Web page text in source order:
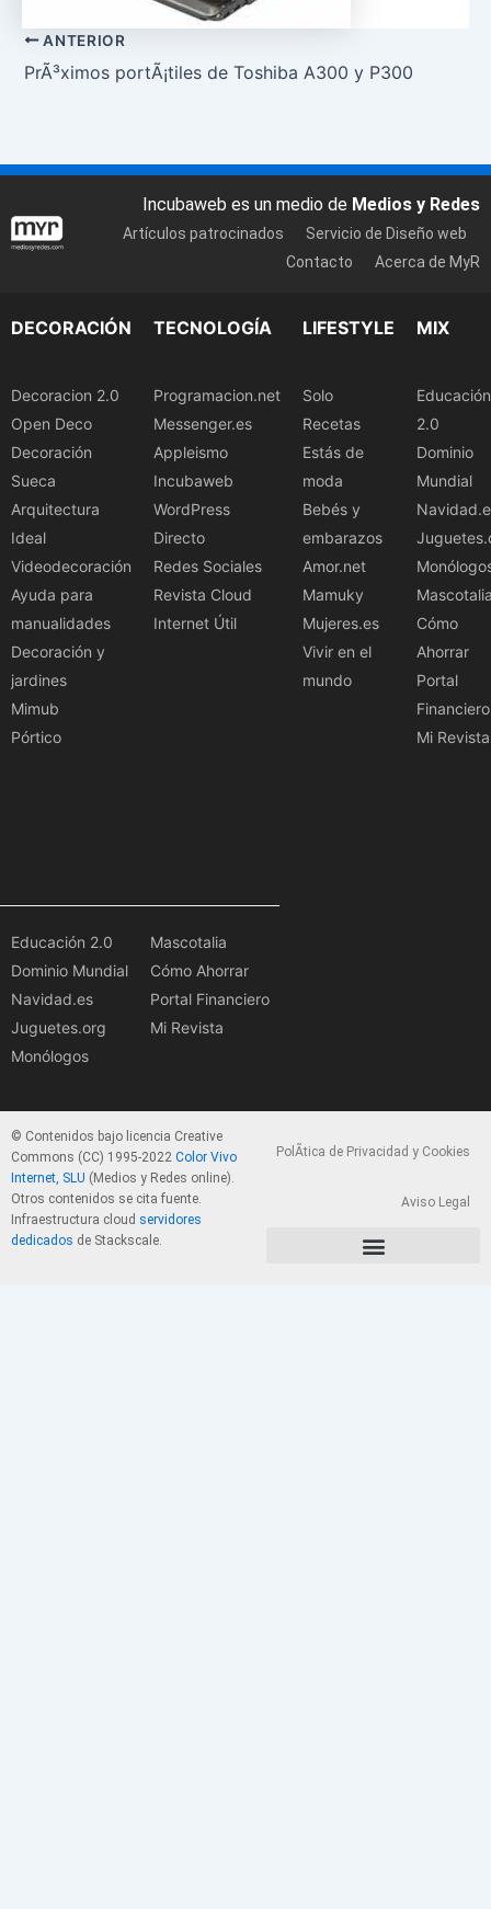
ANTERIOR
PrÃ³ximos portÃ¡tiles de Toshiba A300 y P300
Incubaweb es un medio de Medios y Redes
Artículos patrocinados
Servicio de Diseño web
Contacto
Acerca de MyR
DECORACIÓN
Decoracion 2.0
Open Deco
Decoración
Sueca
Arquitectura
Ideal
Videodecoración
Ayuda para
manualidades
Decoración y
jardines
Mimub
Pórtico
TECNOLOGÍA
Programacion.net
Messenger.es
Appleismo
Incubaweb
WordPress
Directo
Redes Sociales
Revista Cloud
Internet Útil
LIFESTYLE
Solo
Recetas
Estás de
moda
Bebés y
embarazos
Amor.net
Mamuky
Mujeres.es
Vivir en el
mundo
MIX
Educación
2.0
Dominio
Mundial
Cómo
Ahorrar
Portal
Financiero
Mi Revista
Educación 2.0
Dominio Mundial
Navidad.es
Juguetes.org
Monólogos
Mascotalia
Cómo Ahorrar
Portal Financiero
Mi Revista
© Contenidos bajo licencia Creative
Commons (CC) 1995-2022 Color Vivo
Internet, SLU (Medios y Redes online).
Otros contenidos se cita fuente.
Infraestructura cloud servidores
dedicados de Stackscale.
PolÃ­tica de Privacidad y Cookies
Aviso Legal